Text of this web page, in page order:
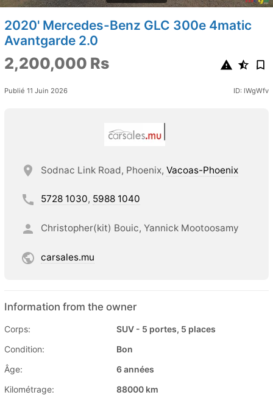
2020' Mercedes-Benz GLC 300e 4matic
Avantgarde 2.0
2,200,000 Rs
Publié 11 Juin 2026 ID: lWgWfv
Sodnac Link Road, Phoenix, Vacoas-Phoenix
5728 1030, 5988 1040
Christopher(kit) Bouic, Yannick Mootoosamy
carsales.mu
Information from the owner
Corps:
SUV - 5 portes, 5 places
Condition:
Bon
Âge:
6 années
Kilométrage:
88000 km